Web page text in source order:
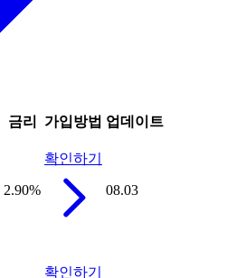
금리 가입방법 업데이트
2.90%
확인하기
08.03
확인하기